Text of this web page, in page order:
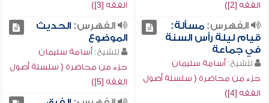
الفقه [2])
الفقه [3])
الفهرس:مسألة:
قيام ليلة رأس السنة
في جماعة
للشيخ: أسامة سليمان
جزء من محاضرة ( سلسلة أصول
الفقه [4])
الفهرس:الحديث
الموضوع
للشيخ: أسامة سليمان
جزء من محاضرة ( سلسلة أصول
الفقه [5])